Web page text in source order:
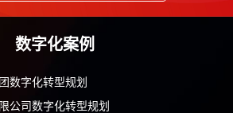
数字化案例
数字化转型规划
公司数字化转型规划